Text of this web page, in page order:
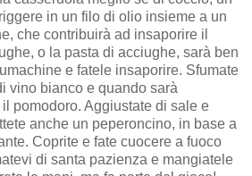
in un filo di olio insieme a un
che contribuirà ad insaporire il
o la pasta di acciughe, sarà ben
e fatele insaporire. Sfumate
vino bianco e quando sarà
pomodoro. Aggiustate di sale e
anche un peperoncino, in base a
Coprite e fate cuocere a fuoco
di santa pazienza e mangiatele